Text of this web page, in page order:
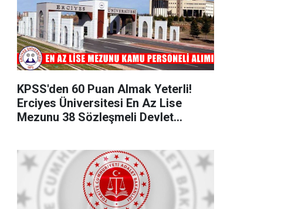
KPSS'den 60 Puan Almak Yeterli!
Erciyes Üniversitesi En Az Lise
Mezunu 38 Sözleşmeli Devlet